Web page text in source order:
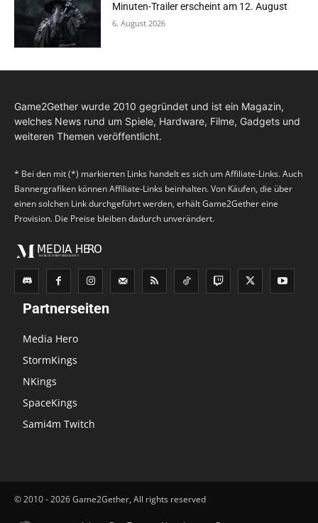
Minuten-Trailer erscheint am 12. August
6. August 2026
Game2Gether wurde 2010 gegründet und ist ein Magazin,
welches News rund um Spiele, Hardware, Filme, Gadgets und
weiteren Themen veröffentlicht.
* Bei den mit (*) markierten Links handelt es sich um Affiliate-Links. Auch
Bannergrafiken können Affiliate-Links beinhalten. Von Käufen, die über
einen solchen Link durchgeführt werden, erhält Game2Gether eine
Provision. Die Preise bleiben dadurch unverändert.
Partnerseiten
Media Hero
StormKings
NKings
SpaceKings
Sami4m Twitch
© 2010 - 2026 Game2Gether, All rights reserved